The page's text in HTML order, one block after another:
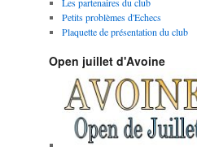
Petits problèmes d'Echecs
Plaquette de présentation du club
Open juillet d'Avoine